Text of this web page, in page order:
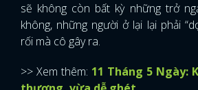
sẽ không còn bất kỳ những trở
không, những người ở lại lại phải
rối mà cô gây ra.
>> Xem thêm: 11 Tháng 5 Ngày: